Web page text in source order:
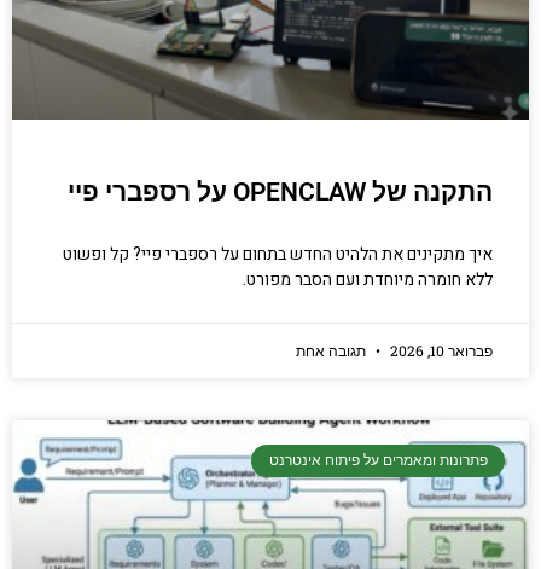
התקנה של OPENCLAW על רספברי פיי
איך מתקינים את הלהיט החדש בתחום על רספברי פיי? קל ופשוט
ללא חומרה מיוחדת ועם הסבר מפורט.
פברואר 10, 2026 תגובה אחת
פתרונות ומאמרים על פיתוח אינטרנט